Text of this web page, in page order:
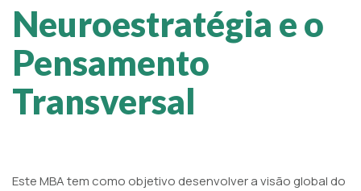
Neuroestratégia e o
Pensamento
Transversal
Este MBA tem como objetivo desenvolver a visão global do